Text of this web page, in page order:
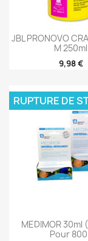
JBL PRONOVO
M 250ml
9,98 €
MEDIMOR 30ml
Pour
RUPTURE DE